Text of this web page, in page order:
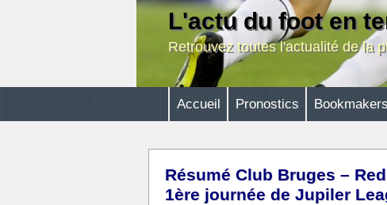
L'actu du foot en
Retrouvez toutes l'actualité de la
Accueil Pronostics Bookmakers
Résumé Club Bruges –
1ère journée de Jupiler